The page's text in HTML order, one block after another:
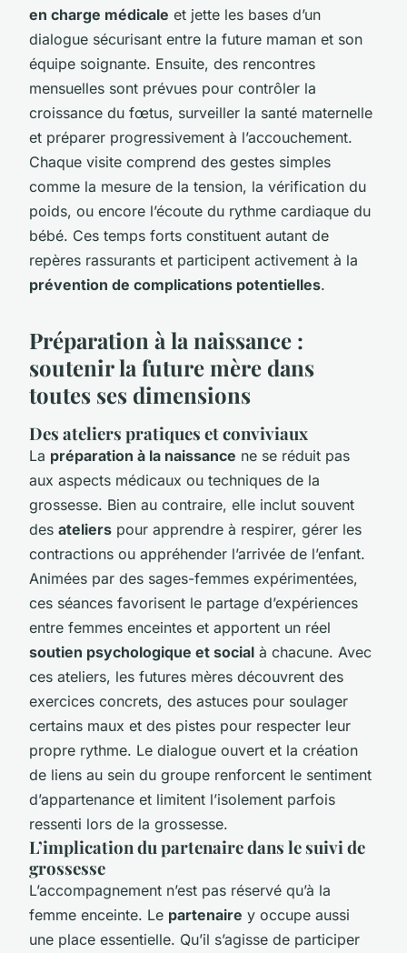
en charge médicale et jette les bases d’un
dialogue sécurisant entre la future maman et son
équipe soignante. Ensuite, des rencontres
mensuelles sont prévues pour contrôler la
croissance du fœtus, surveiller la santé maternelle
et préparer progressivement à l’accouchement.
Chaque visite comprend des gestes simples
comme la mesure de la tension, la vérification du
poids, ou encore l’écoute du rythme cardiaque du
bébé. Ces temps forts constituent autant de
repères rassurants et participent activement à la
prévention de complications potentielles.
Préparation à la naissance :
soutenir la future mère dans
toutes ses dimensions
Des ateliers pratiques et conviviaux
La préparation à la naissance ne se réduit pas
aux aspects médicaux ou techniques de la
grossesse. Bien au contraire, elle inclut souvent
des ateliers pour apprendre à respirer, gérer les
contractions ou appréhender l’arrivée de l’enfant.
Animées par des sages-femmes expérimentées,
ces séances favorisent le partage d’expériences
entre femmes enceintes et apportent un réel
soutien psychologique et social à chacune. Avec
ces ateliers, les futures mères découvrent des
exercices concrets, des astuces pour soulager
certains maux et des pistes pour respecter leur
propre rythme. Le dialogue ouvert et la création
de liens au sein du groupe renforcent le sentiment
d’appartenance et limitent l’isolement parfois
ressenti lors de la grossesse.
L’implication du partenaire dans le suivi de
grossesse
L’accompagnement n’est pas réservé qu’à la
femme enceinte. Le partenaire y occupe aussi
une place essentielle. Qu’il s’agisse de participer